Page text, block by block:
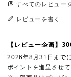
すべてのレビュー
レビューを書く
【レビュー企画】
2026年8月31日まで
ポイントを進呈させて